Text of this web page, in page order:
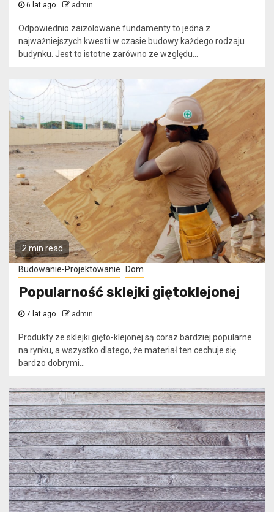
6 lat ago admin
Odpowiednio zaizolowane fundamenty to jedna z
najważniejszych kwestii w czasie budowy każdego rodzaju
budynku. Jest to istotne zarówno ze względu...
2 min read
Budowanie-Projektowanie Dom
Popularność sklejki giętoklejonej
7 lat ago admin
Produkty ze sklejki gięto-klejonej są coraz bardziej popularne
na rynku, a wszystko dlatego, że materiał ten cechuje się
bardzo dobrymi...